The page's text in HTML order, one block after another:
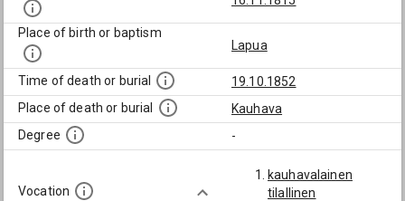
Place of birth or baptism
Lapua
Time of death or burial
19.10.1852
Place of death or burial
Kauhava
Degree
-
Vocation
kauhavalainen
tilallinen